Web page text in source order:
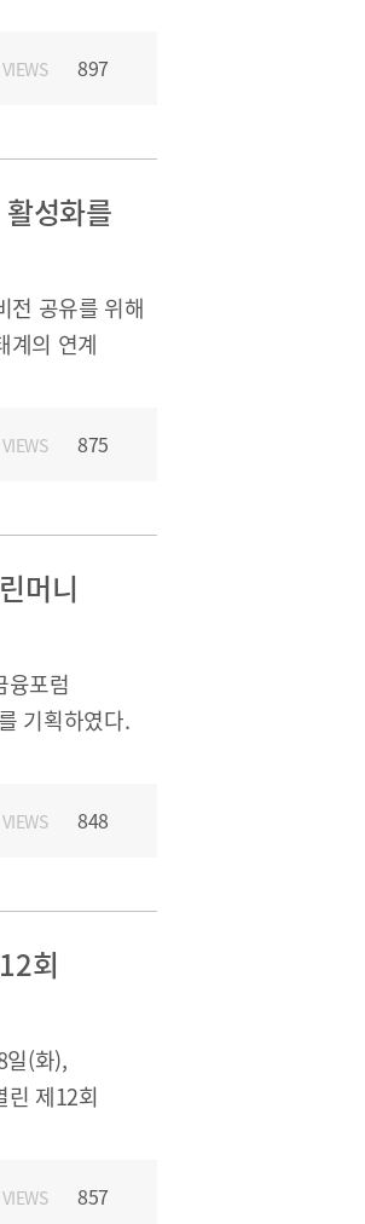
국장 -
장 - (초청)
성을 강조한
논의
VIEWS 897
성화를
전 공유를 위해
계의 연계
요 참석자 -
VIEWS 875
머니
융포럼
기획하였다.
VIEWS 848
회
일(화),
린 제12회
할 방향을
VIEWS 857